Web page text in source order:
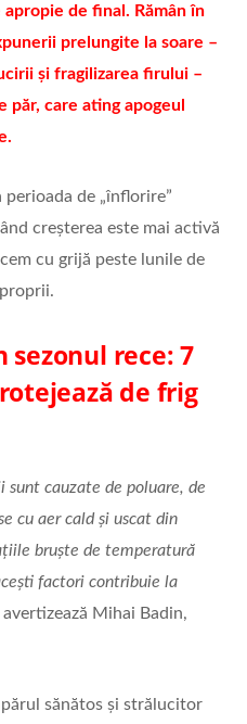
de final. Rămân în
prelungite la soare –
și fragilizarea firului –
păr, care ating apogeul
de „înflorire”
creșterea este mai activă
cu grijă peste lunile de
rece: 7
de frig
sunt cauzate de poluare, de
cu aer cald și uscat din
bruște de temperatură
factori contribuie la
avertizează Mihai Badin,
sănătos și strălucitor